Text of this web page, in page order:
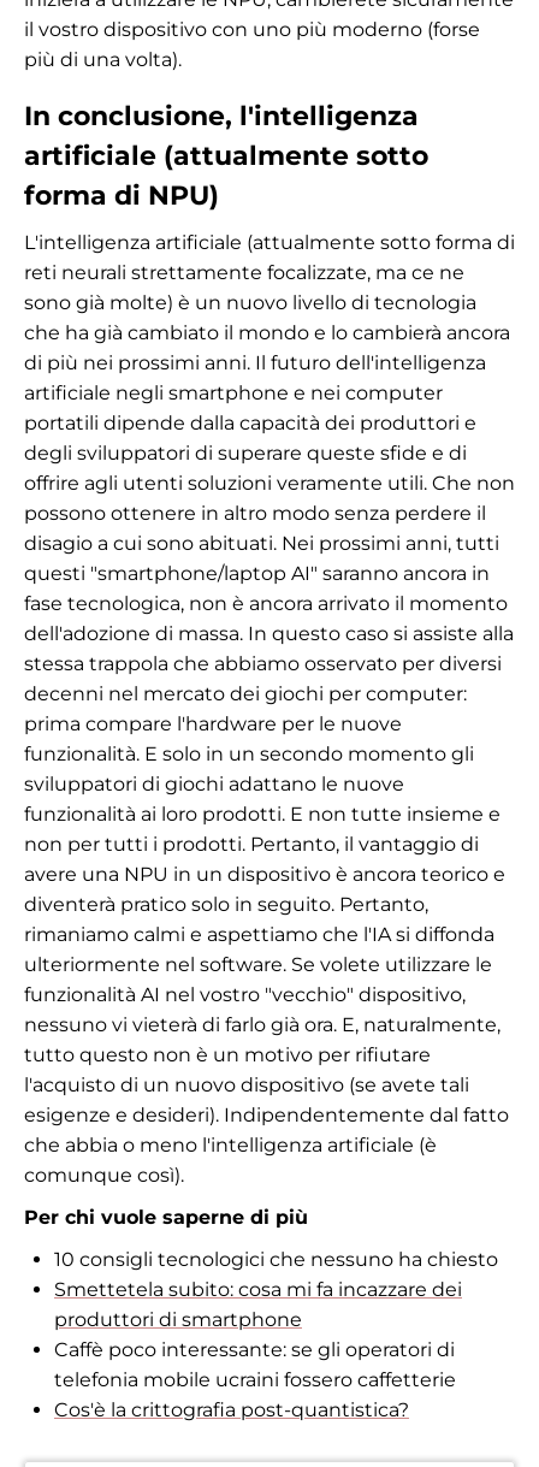
il vostro dispositivo con uno più moderno (forse
più di una volta).
In conclusione, l'intelligenza
artificiale (attualmente sotto
forma di NPU)
L'intelligenza artificiale (attualmente sotto forma di
reti neurali strettamente focalizzate, ma ce ne
sono già molte) è un nuovo livello di tecnologia
che ha già cambiato il mondo e lo cambierà ancora
di più nei prossimi anni. Il futuro dell'intelligenza
artificiale negli smartphone e nei computer
portatili dipende dalla capacità dei produttori e
degli sviluppatori di superare queste sfide e di
offrire agli utenti soluzioni veramente utili. Che non
possono ottenere in altro modo senza perdere il
disagio a cui sono abituati. Nei prossimi anni, tutti
questi "smartphone/laptop AI" saranno ancora in
fase tecnologica, non è ancora arrivato il momento
dell'adozione di massa. In questo caso si assiste alla
stessa trappola che abbiamo osservato per diversi
decenni nel mercato dei giochi per computer:
prima compare l'hardware per le nuove
funzionalità. E solo in un secondo momento gli
sviluppatori di giochi adattano le nuove
funzionalità ai loro prodotti. E non tutte insieme e
non per tutti i prodotti. Pertanto, il vantaggio di
avere una NPU in un dispositivo è ancora teorico e
diventerà pratico solo in seguito. Pertanto,
rimaniamo calmi e aspettiamo che l'IA si diffonda
ulteriormente nel software. Se volete utilizzare le
funzionalità AI nel vostro "vecchio" dispositivo,
nessuno vi vieterà di farlo già ora. E, naturalmente,
tutto questo non è un motivo per rifiutare
l'acquisto di un nuovo dispositivo (se avete tali
esigenze e desideri). Indipendentemente dal fatto
che abbia o meno l'intelligenza artificiale (è
comunque così).
Per chi vuole saperne di più
10 consigli tecnologici che nessuno ha chiesto
Smettetela subito: cosa mi fa incazzare dei
produttori di smartphone
Caffè poco interessante: se gli operatori di
telefonia mobile ucraini fossero caffetterie
Cos'è la crittografia post-quantistica?